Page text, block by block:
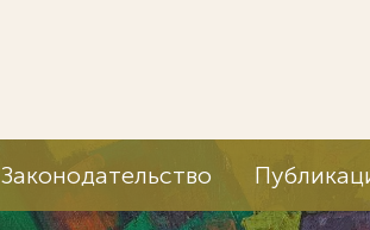
Законодательство